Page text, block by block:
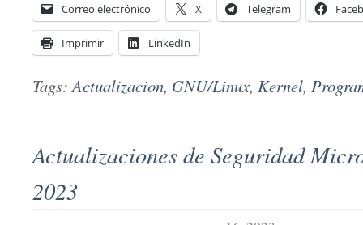
Correo electrónico X Telegram
Imprimir LinkedIn
Tags:Actualizacion, GNU/Linux, Kernel,
Actualizaciones de Seguridad
2023